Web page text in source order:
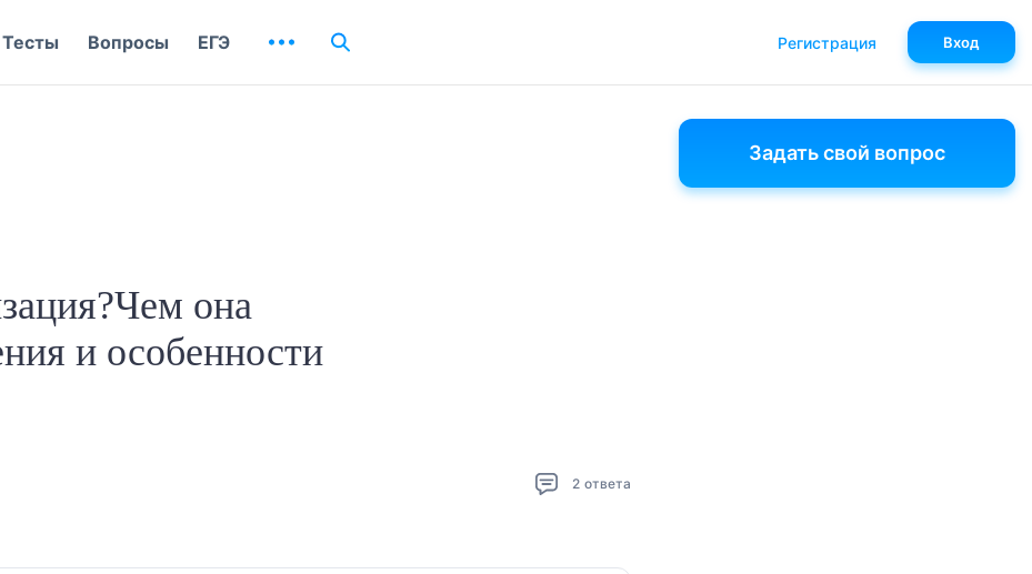
она
и особенности
2 ответа
Задать свой вопрос
Тесты Вопросы ЕГЭ Регистрация Вход